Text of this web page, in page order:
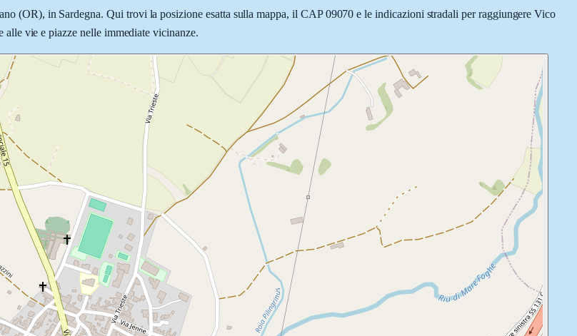
(OR), in Sardegna. Qui trovi la posizione esatta sulla mappa, il CAP 09070 e le indicazioni stradali per raggiungere Vico
vie e piazze nelle immediate vicinanze.